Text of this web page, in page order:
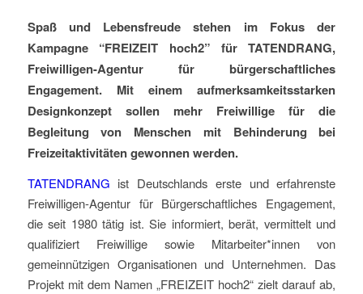
Spaß und Lebensfreude stehen im Fokus der
Kampagne “FREIZEIT hoch2” für TATENDRANG,
Freiwilligen-Agentur für bürgerschaftliches
Engagement. Mit einem aufmerksamkeitsstarken
Designkonzept sollen mehr Freiwillige für die
Begleitung von Menschen mit Behinderung bei
Freizeitaktivitäten gewonnen werden.
TATENDRANG ist Deutschlands erste und erfahrenste
Freiwilligen-Agentur für Bürgerschaftliches Engagement,
die seit 1980 tätig ist. Sie informiert, berät, vermittelt und
qualifiziert Freiwillige sowie Mitarbeiter*innen von
gemeinnützigen Organisationen und Unternehmen. Das
Projekt mit dem Namen „FREIZEIT hoch2“ zielt darauf ab,